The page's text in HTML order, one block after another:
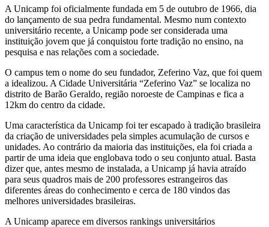
A Unicamp foi oficialmente fundada em 5 de outubro de 1966, dia
do lançamento de sua pedra fundamental. Mesmo num contexto
universitário recente, a Unicamp pode ser considerada uma
instituição jovem que já conquistou forte tradição no ensino, na
pesquisa e nas relações com a sociedade.
O campus tem o nome do seu fundador, Zeferino Vaz, que foi quem
a idealizou. A Cidade Universitária “Zeferino Vaz” se localiza no
distrito de Barão Geraldo, região noroeste de Campinas e fica a
12km do centro da cidade.
Uma característica da Unicamp foi ter escapado à tradição brasileira
da criação de universidades pela simples acumulação de cursos e
unidades. Ao contrário da maioria das instituições, ela foi criada a
partir de uma ideia que englobava todo o seu conjunto atual. Basta
dizer que, antes mesmo de instalada, a Unicamp já havia atraído
para seus quadros mais de 200 professores estrangeiros das
diferentes áreas do conhecimento e cerca de 180 vindos das
melhores universidades brasileiras.
A Unicamp aparece em diversos rankings universitários